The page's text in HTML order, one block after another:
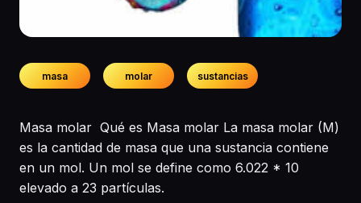
masa molar sustancias
Masa molar Qué es Masa molar La masa molar (M)
es la cantidad de masa que una sustancia contiene
en un mol. Un mol se define como 6.022 * 10
elevado a 23 partículas.